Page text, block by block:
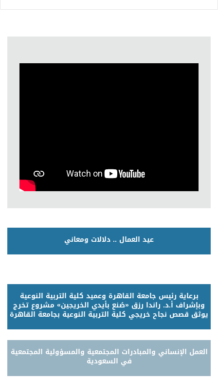
عيد العمال .. دلالات ومعاني
برعاية رئيس جامعة القاهرة وعميد كلية التربية النوعية
وبإشراف أ.د. راندا رزق «صُنع بأيدي الخريجين» مشروع تخرج
يوثق قصص نجاح خريجي كلية التربية النوعية بجامعة القاهرة
العمل الإنساني والمبادرات المجتمعية والمسؤولية المجتمعية
في السعودية